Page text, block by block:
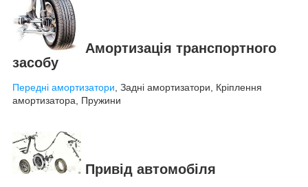
Амортизація транспортного
засобу
Передні амортизатори , Задні амортизатори, Кріплення
амортизатора, Пружини
Привід автомобіля